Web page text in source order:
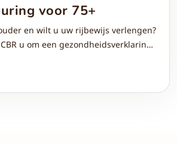
voor 75+
en wilt u uw rijbewijs verlengen?
u om een gezondheidsverklaring
rijbewijskeuring te ondergaan bij
Wees gerust: deze